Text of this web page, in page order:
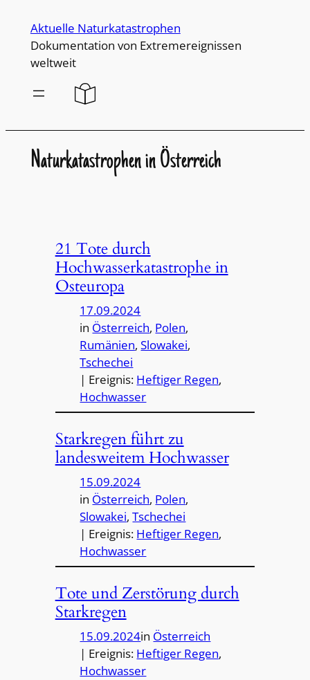
Inhalt
wechseln
Aktuelle Naturkatastrophen
Dokumentation von Extremereignissen
weltweit
Naturkatastrophen in Österreich
21 Tote durch
Hochwasserkatastrophe in
Osteuropa
17.09.2024
in Österreich, Polen
Rumänien, Slowakei
Tschechei
| Ereignis: Heftiger Regen
Hochwasser
Starkregen führt zu
landesweitem Hochwasser
15.09.2024
in Österreich, Polen
Slowakei, Tschechei
| Ereignis: Heftiger Regen
Hochwasser
Tote und Zerstörung durch
Starkregen
15.09.2024in Österreich
| Ereignis: Heftiger Regen
Hochwasser